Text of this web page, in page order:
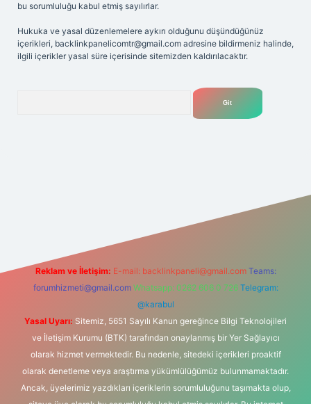
bu sorumluluğu kabul etmiş sayılırlar.
Hukuka ve yasal düzenlemelere aykırı olduğunu düşündüğünüz
içerikleri, backlinkpanelicomtr@gmail.com adresine bildirmeniz halinde,
ilgili içerikler yasal süre içerisinde sitemizden kaldırılacaktır.
Reklam ve İletişim: E-mail: backlinkpaneli@gmail.com Teams:
forumhizmeti@gmail.com Whatsapp: 0262 606 0 726 Telegram:
@karabul
Yasal Uyarı: Sitemiz, 5651 Sayılı Kanun gereğince Bilgi Teknolojileri
ve İletişim Kurumu (BTK) tarafından onaylanmış bir Yer Sağlayıcı
olarak hizmet vermektedir. Bu nedenle, sitedeki içerikleri proaktif
olarak denetleme veya araştırma yükümlülüğümüz bulunmamaktadır.
Ancak, üyelerimiz yazdıkları içeriklerin sorumluluğunu taşımakta olup,